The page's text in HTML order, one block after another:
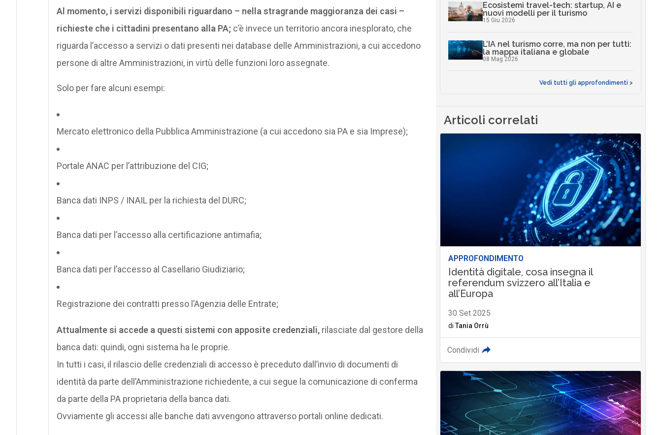
Al momento, i servizi disponibili riguardano – nella stragrande maggioranza dei casi –
richieste che i cittadini presentano alla PA; c’è invece un territorio ancora inesplorato, che
riguarda l’accesso a servizi o dati presenti nei database delle Amministrazioni, a cui accedono
persone di altre Amministrazioni, in virtù delle funzioni loro assegnate.
Solo per fare alcuni esempi:
Mercato elettronico della Pubblica Amministrazione (a cui accedono sia PA e sia Imprese);
Portale ANAC per l’attribuzione del CIG;
Banca dati INPS / INAIL per la richiesta del DURC;
Banca dati per l’accesso alla certificazione antimafia;
Banca dati per l’accesso al Casellario Giudiziario;
Registrazione dei contratti presso l’Agenzia delle Entrate;
Attualmente si accede a questi sistemi con apposite credenziali,rilasciate dal gestore della
banca dati: quindi, ogni sistema ha le proprie.
In tutti i casi, il rilascio delle credenziali di accesso è preceduto dall’invio di documenti di
identità da parte dell’Amministrazione richiedente, a cui segue la comunicazione di conferma
da parte della PA proprietaria della banca dati.
Ovviamente gli accessi alle banche dati avvengono attraverso portali online dedicati.
Ecosistemi travel-tech: startup, AI e
nuovi modelli per il turismo
15 Giu 2026
L’IA nel turismo corre, ma non per tutti:
la mappa italiana e globale
08 Mag 2026
Vedi tutti gli approfondimenti >
Articoli correlati
APPROFONDIMENTO
Identità digitale, cosa insegna il
referendum svizzero all’Italia e
all’Europa
30 Set 2025
di Tania Orrù
Condividi